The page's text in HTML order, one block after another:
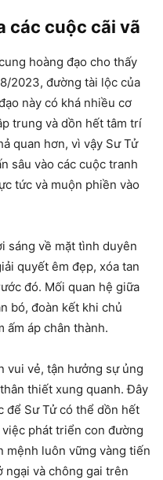
các cuộc cãi vã
hoàng đạo cho thấy
2023, đường tài lộc của
này có khá nhiều cơ
trung và dồn hết tâm trí
quan hơn, vì vậy Sư Tử
sâu vào các cuộc tranh
tức và muộn phiền vào
sáng về mặt tình duyên
quyết êm đẹp, xóa tan
đó. Mối quan hệ giữa
bó, đoàn kết khi chủ
ấm áp chân thành.
vui vẻ, tận hưởng sự ủng
thiết xung quanh. Đây
để Sư Tử có thể dồn hết
phát triển con đường
mệnh luôn vững vàng tiến
và chông gai trên